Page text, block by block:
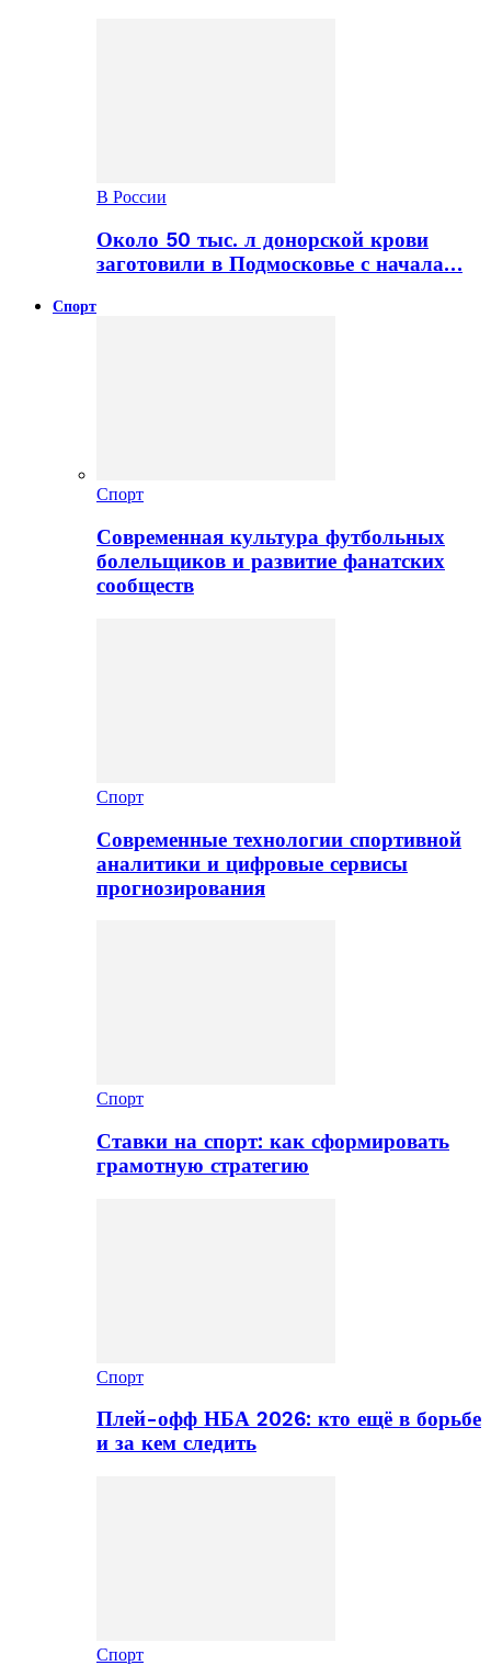
В России
Около 50 тыс. л донорской крови
заготовили в Подмосковье с начала…
Спорт
Спорт
Современная культура футбольных
болельщиков и развитие фанатских
сообществ
Спорт
Современные технологии спортивной
аналитики и цифровые сервисы
прогнозирования
Спорт
Ставки на спорт: как сформировать
грамотную стратегию
Спорт
Плей-офф НБА 2026: кто ещё в борьбе
и за кем следить
Спорт